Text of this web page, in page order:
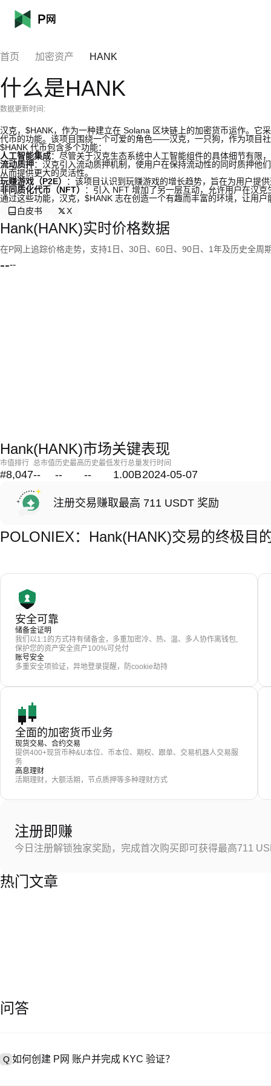
首页 加密资产 HANK
什么是HANK
数据更新时间:
汉克，$HANK，作为一种建立在 Solana 区块链上的加密货币运作。它
代币的功能。该项目围绕一个可爱的角色——汉克，一只狗，作为项目
$HANK 代币包含多个功能：
人工智能集成：尽管关于汉克生态系统中人工智能组件的具体细节有限
流动质押：汉克引入流动质押机制，使用户在保持流动性的同时质押他
从而提供更大的灵活性。
玩赚游戏（P2E）
：该项目认识到玩赚游戏的增长趋势，旨在为用户提
非同质化代币（NFT）
：引入 NFT 增加了另一层互动，允许用户在汉
通过这些功能，汉克，$HANK 志在创造一个有趣而丰富的环境，让用
白皮书
X
Hank(HANK)实时价格数据
在P网上追踪价格走势，支持1日、30日、60日、90日、1年及历史全周
----
Hank(HANK)市场关键表现
市值排行
#8,047
总市值
--
历史最高
--
历史最低
--
发行总量
1.00B
发行时间
2024-05-07
注册交易赚取最高 711 USDT 奖励
POLONIEX：Hank(HANK)交易的终极目
安全可靠
储备金证明
我们以1:1的方式持有储备金，多重加密冷、热、温、多人协作离钱包,
保护您的资产安全资产100%可兑付
账号安全
多重安全项验证，异地登录提醒，防cookie劫持
全面的加密货币业务
现货交易、合约交易
提供400+现货币种&U本位、币本位、期权、跟单、交易机器人交易服
务
高息理财
活期理财，大额活期，节点质押等多种理财方式
注册即赚
今日注册解锁独家奖励，完成首次购买即可获得最高711
热门文章
问答
Q 如何创建 P网 账户并完成 KYC 验证？